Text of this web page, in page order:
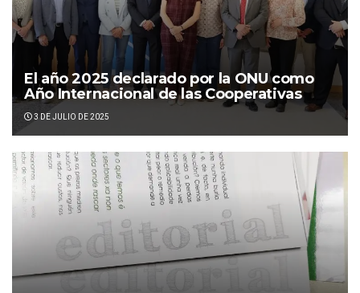
El año 2025 declarado por la ONU como
Año Internacional de las Cooperativas
3 DE JULIO DE 2025